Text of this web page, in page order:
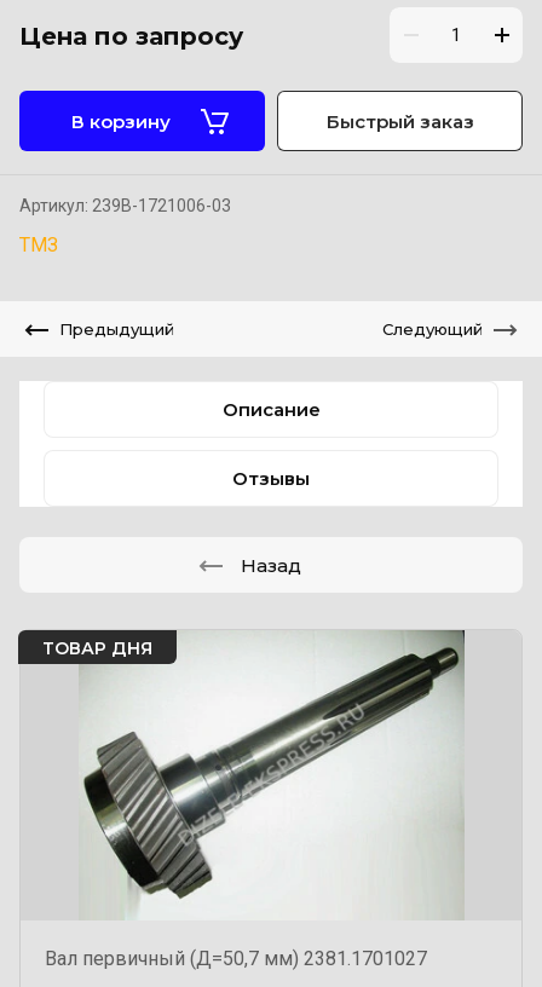
ТОВАР ДНЯ
Вал первичный (Д=50,7 мм) 2381.1701027
Цена по запросу
В корзину Быстрый заказ
Артикул: 239В-1721006-03
ТМЗ
Предыдущий Следующий
Описание
Отзывы
Назад